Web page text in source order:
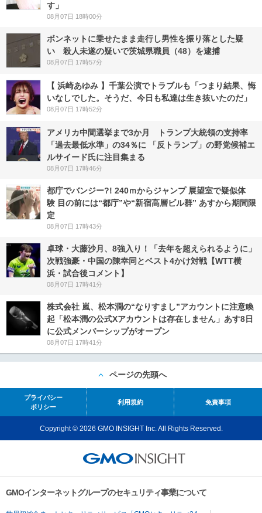
す」
08月07日 18時00分
ボンネットに乗せたまま走行し男性を振り落とした疑
い 殺人未遂の疑いで茨城県職員（48）を逮捕
08月07日 17時57分
【 浜崎あゆみ 】千葉公演でトラブルも「つまり結果、悔
いなしでした。そうだ、今日も私達は生き抜いたのだ」
08月07日 17時52分
アメリカ中間選挙まで3か月 トランプ大統領の支持率
「過去最低水準」の34％に 「反トランプ」の野党候補エ
ルサイード氏に注目集まる
08月07日 17時46分
都庁でバンジー?! 240ｍからジャンプ 展望室で疑似体
験 目の前には“都庁”や“新宿高層ビル群” あすから期間限
定
08月07日 17時43分
卓球・大藤沙月、8強入り！「去年を超えられるように」
次戦強豪・中国の陳幸同とベスト4かけ対戦【WTT横
浜・試合後コメント】
08月07日 17時41分
株式会社 嵐、松本潤の“なりすまし”アカウントに注意喚
起「松本潤の公式Xアカウントは存在しません」あす8日
に公式メンバーシップがオープン
08月07日 17時41分
ページの先頭へ
プライバシー
ポリシー
利用規約 免責事項
Copyright © 2026 GMO INSIGHT Inc. All Rights Reserved.
GMOインターネットグループのセキュリティ事業について